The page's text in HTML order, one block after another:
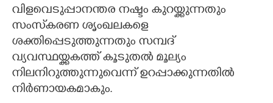
വിളവെടുപ്പാനന്തര നഷ്ടം കുറയ്ക്കുന്നതും
സംസ്‌കരണ ശൃംഖലകളെ
ശക്തിപ്പെടുത്തുന്നതും സമ്പദ്‌
വ്യവസ്ഥയ്ക്കകത്ത് കൂടുതൽ മൂല്യം
നിലനിറുത്തുന്നുവെന്ന് ഉറപ്പാക്കുന്നതിൽ
നിർണായകമാകും.